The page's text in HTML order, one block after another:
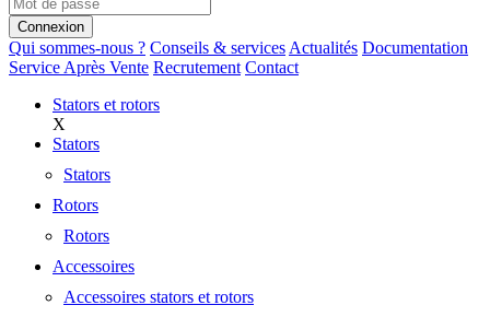
Connexion
Qui sommes-nous ? Conseils & services Actualités Documentation
Service Après Vente Recrutement Contact
Stators et rotors
X
Stators
Stators
Rotors
Rotors
Accessoires
Accessoires stators et rotors